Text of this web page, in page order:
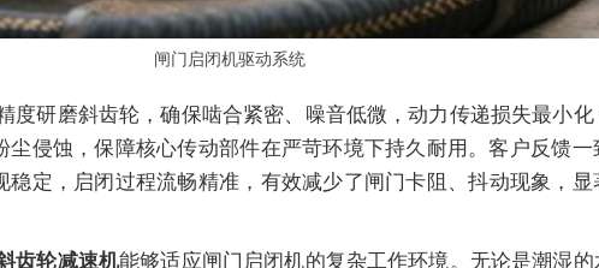
闸门启闭机驱动系统
度研磨斜齿轮，确保啮合紧密、噪音低微，动力传递损失最小
侵蚀，保障核心传动部件在严苛环境下持久耐用。客户反馈
定，启闭过程流畅精准，有效减少了闸门卡阻、抖动现象，
齿轮减速机能够适应闸门启闭机的复杂工作环境。无论是潮湿